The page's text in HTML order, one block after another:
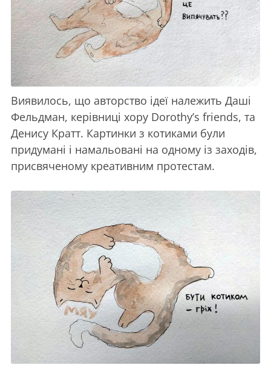
Виявилось, що авторство ідеї належить Даші
Фельдман, керівниці хору Dorothy’s friends, та
Денису Кратт. Картинки з котиками були
придумані і намальовані на одному із заходів,
присвяченому креативним протестам.